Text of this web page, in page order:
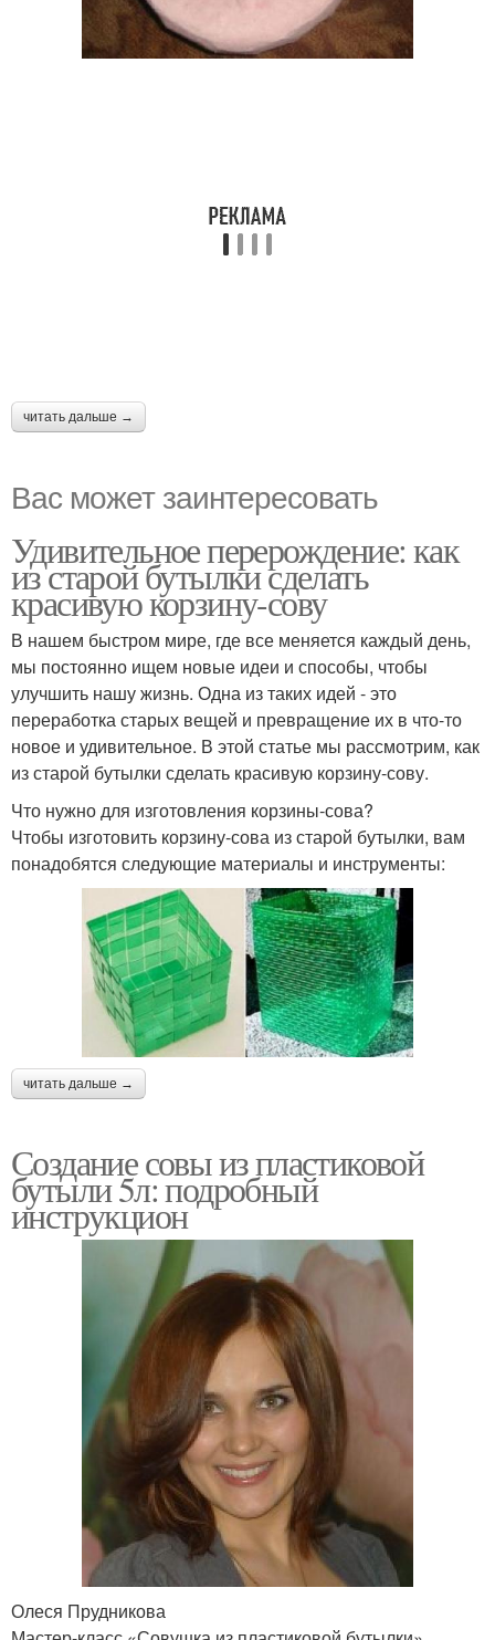
читать дальше →
Вас может заинтересовать
Удивительное перерождение: как
из старой бутылки сделать
красивую корзину-сову
В нашем быстром мире, где все меняется каждый день,
мы постоянно ищем новые идеи и способы, чтобы
улучшить нашу жизнь. Одна из таких идей - это
переработка старых вещей и превращение их в что-то
новое и удивительное. В этой статье мы рассмотрим, как
из старой бутылки сделать красивую корзину-сову.
Что нужно для изготовления корзины-сова?
Чтобы изготовить корзину-сова из старой бутылки, вам
понадобятся следующие материалы и инструменты:
читать дальше →
Создание совы из пластиковой
бутыли 5л: подробный
инструкцион
Олеся Прудникова